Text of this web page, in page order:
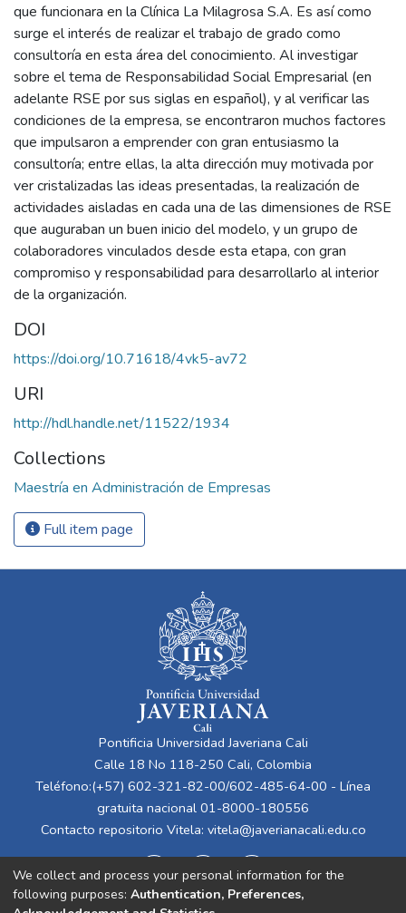
que funcionara en la Clínica La Milagrosa S.A. Es así como
surge el interés de realizar el trabajo de grado como
consultoría en esta área del conocimiento. Al investigar
sobre el tema de Responsabilidad Social Empresarial (en
adelante RSE por sus siglas en español), y al verificar las
condiciones de la empresa, se encontraron muchos factores
que impulsaron a emprender con gran entusiasmo la
consultoría; entre ellas, la alta dirección muy motivada por
ver cristalizadas las ideas presentadas, la realización de
actividades aisladas en cada una de las dimensiones de RSE
que auguraban un buen inicio del modelo, y un grupo de
colaboradores vinculados desde esta etapa, con gran
compromiso y responsabilidad para desarrollarlo al interior
de la organización.
DOI
https://doi.org/10.71618/4vk5-av72
URI
http://hdl.handle.net/11522/1934
Collections
Maestría en Administración de Empresas
Full item page
Pontificia Universidad Javeriana Cali
Calle 18 No 118-250 Cali, Colombia
Teléfono:(+57) 602-321-82-00/602-485-64-00 - Línea
gratuita nacional 01-8000-180556
Contacto repositorio Vitela: vitela@javerianacali.edu.co
We collect and process your personal information for the
following purposes: Authentication, Preferences,